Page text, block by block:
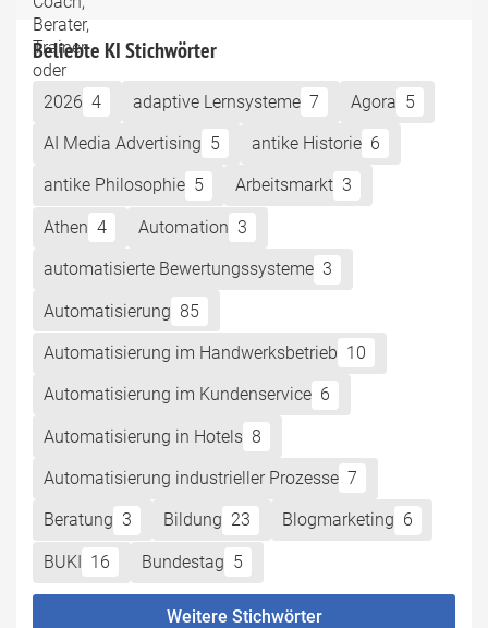
Beliebte KI Stichwörter
2026 4 adaptive Lernsysteme 7 Agora 5
AI Media Advertising 5 antike Historie 6
antike Philosophie 5 Arbeitsmarkt 3
Athen 4 Automation 3
automatisierte Bewertungssysteme 3
Automatisierung 85
Automatisierung im Handwerksbetrieb 10
Automatisierung im Kundenservice 6
Automatisierung in Hotels 8
Automatisierung industrieller Prozesse 7
Beratung 3 Bildung 23 Blogmarketing 6
BUKI 16 Bundestag 5
Weitere Stichwörter